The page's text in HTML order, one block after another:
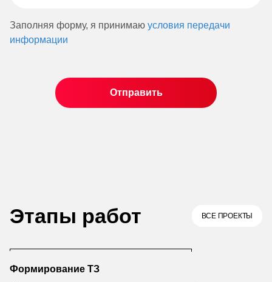
Заполняя форму, я принимаю условия передачи
информации
Этапы работ ВСЕ ПРОЕКТЫ
Формирование ТЗ